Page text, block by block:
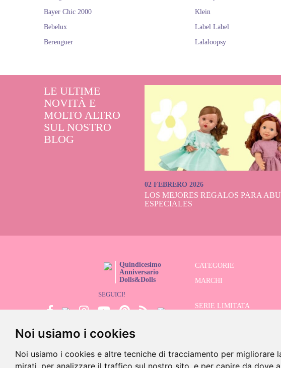
Noi usiamo i cookies
Noi usiamo i cookies e altre tecniche di tracciamento per
mirati, per analizzare il traffico sul nostro sito, e per capire da dove
Bayer Chic 2000
Bebelux
Berenguer
Klein
Label Label
Lalaloopsy
LE ULTIME
NOVITÀ E
MOLTO ALTRO
SUL NOSTRO
BLOG
02 FEBRERO 2026
LOS MEJORES REGALOS PARA
ESPECIALES
Quindicesimo
Anniversario
Dolls&Dolls
SEGUICI!
CATEGORIE
MARCHI
SERIE LIMITATA